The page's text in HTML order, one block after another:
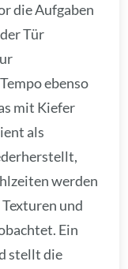
die Aufgaben
Tür
ebenso
mit Kiefer
als
werden
und
Ein
stellt die